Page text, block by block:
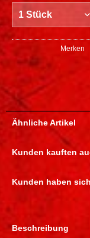
Merken
Ähnliche Artikel
Kunden kauften
Kunden haben
Beschreibung